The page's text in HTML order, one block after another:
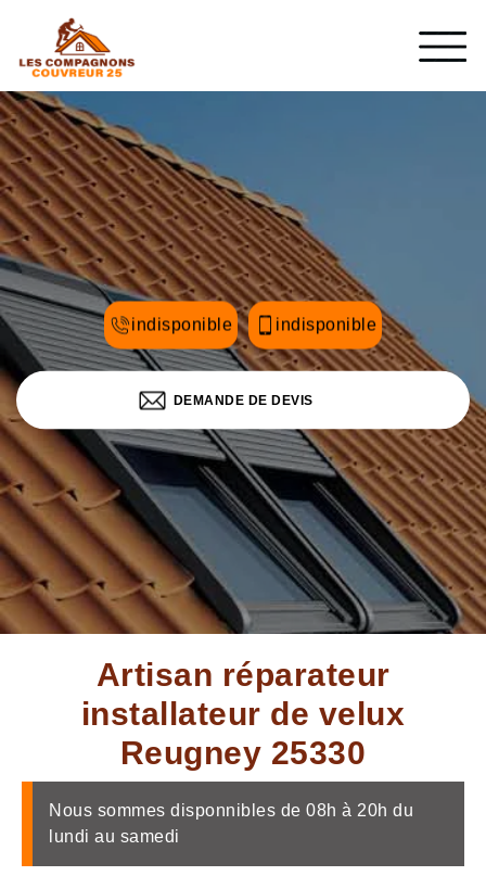
indisponible indisponible
DEMANDE DE DEVIS
Artisan réparateur
installateur de velux
Reugney 25330
Nous sommes disponnibles de 08h à 20h du
lundi au samedi